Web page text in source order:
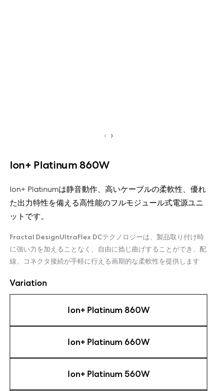
‹ ›
Ion+ Platinum 860W
Ion+ Platinumは静音動作、高いケーブルの柔軟性、優れ
た出力特性を備える高性能のフルモジュール式電源ユニ
ットです。
Fractal DesignUltraFlex DCテクノロジーは、製品取り付け時
に強い力を加えることなく、自由に捻じ曲げすることができ、配
線、コネクタ接続が手軽に行える画期的な柔軟性を提供します
Variation
Ion+ Platinum 860W
Ion+ Platinum 660W
Ion+ Platinum 560W